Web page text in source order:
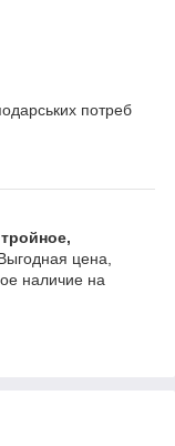
потреб
цена,
наличие на